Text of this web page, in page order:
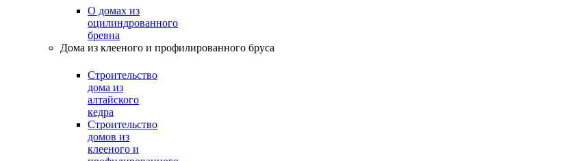
О домах из
оцилиндрованного
бревна
Дома из клееного и профилированного бруса
Строительство
дома из
алтайского
кедра
Строительство
домов из
клееного и